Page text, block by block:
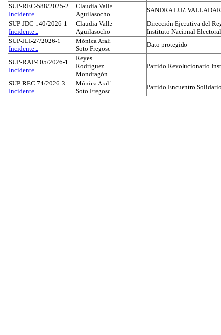
SUP-REC-588/2025-2
Incidente...
Claudia Valle
Aguilasocho
SANDRA LUZ
SUP-JDC-140/2026-1
Incidente...
Claudia Valle
Aguilasocho
Dirección Ejecutiva del
Instituto Nacional Electoral
SUP-JLI-27/2026-1
Incidente...
Mónica Aralí
Soto Fregoso
Dato protegido
SUP-RAP-105/2026-1
Incidente...
Reyes
Rodríguez
Mondragón
Partido Revolucionario
SUP-REC-74/2026-3
Incidente...
Mónica Aralí
Soto Fregoso
Partido Encuentro